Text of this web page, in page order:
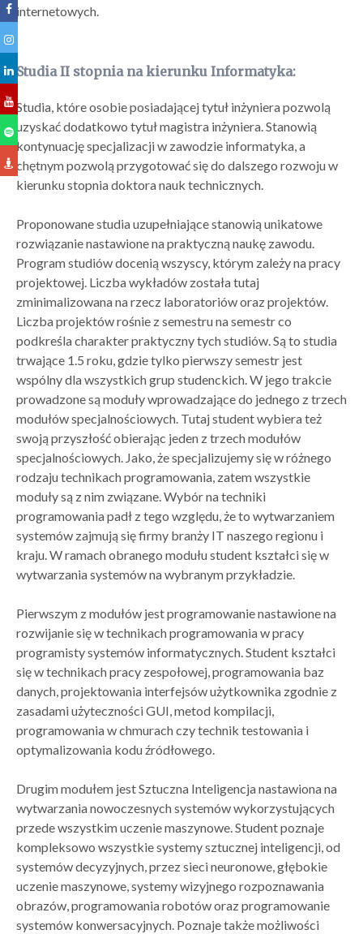
internetowych.
Studia II stopnia na kierunku Informatyka:
Studia, które osobie posiadającej tytuł inżyniera pozwolą
uzyskać dodatkowo tytuł magistra inżyniera. Stanowią
kontynuację specjalizacji w zawodzie informatyka, a
chętnym pozwolą przygotować się do dalszego rozwoju w
kierunku stopnia doktora nauk technicznych.
Proponowane studia uzupełniające stanowią unikatowe
rozwiązanie nastawione na praktyczną naukę zawodu.
Program studiów docenią wszyscy, którym zależy na pracy
projektowej. Liczba wykładów została tutaj
zminimalizowana na rzecz laboratoriów oraz projektów.
Liczba projektów rośnie z semestru na semestr co
podkreśla charakter praktyczny tych studiów. Są to studia
trwające 1.5 roku, gdzie tylko pierwszy semestr jest
wspólny dla wszystkich grup studenckich. W jego trakcie
prowadzone są moduły wprowadzające do jednego z trzech
modułów specjalnościowych. Tutaj student wybiera też
swoją przyszłość obierając jeden z trzech modułów
specjalnościowych. Jako, że specjalizujemy się w różnego
rodzaju technikach programowania, zatem wszystkie
moduły są z nim związane. Wybór na techniki
programowania padł z tego względu, że to wytwarzaniem
systemów zajmują się firmy branży IT naszego regionu i
kraju. W ramach obranego modułu student kształci się w
wytwarzania systemów na wybranym przykładzie.
Pierwszym z modułów jest programowanie nastawione na
rozwijanie się w technikach programowania w pracy
programisty systemów informatycznych. Student kształci
się w technikach pracy zespołowej, programowania baz
danych, projektowania interfejsów użytkownika zgodnie z
zasadami użyteczności GUI, metod kompilacji,
programowania w chmurach czy technik testowania i
optymalizowania kodu źródłowego.
Drugim modułem jest Sztuczna Inteligencja nastawiona na
wytwarzania nowoczesnych systemów wykorzystujących
przede wszystkim uczenie maszynowe. Student poznaje
kompleksowo wszystkie systemy sztucznej inteligencji, od
systemów decyzyjnych, przez sieci neuronowe, głębokie
uczenie maszynowe, systemy wizyjnego rozpoznawania
obrazów, programowania robotów oraz programowanie
systemów konwersacyjnych. Poznaje także możliwości